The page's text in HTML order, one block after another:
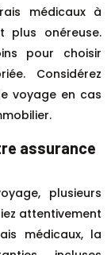
médicaux à
plus onéreuse.
pour choisir
Considérez
voyage en cas
assurance
plusieurs
attentivement
médicaux, la